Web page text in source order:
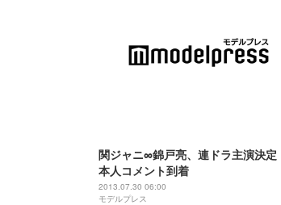
関ジャニ∞錦戸亮、連ドラ主演決定
本人コメント到着
2013.07.30 06:00
モデルプレス